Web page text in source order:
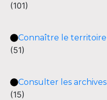
(101)
Connaître le territoire
(51)
Consulter les archives
(15)